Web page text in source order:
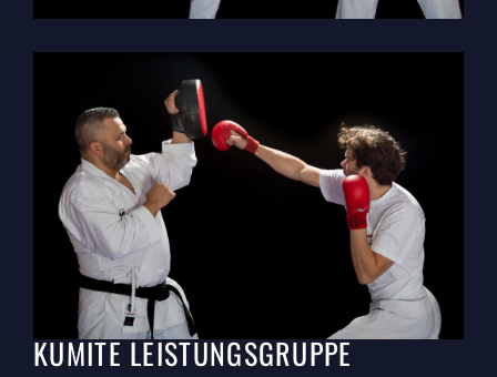
KUMITE LEISTUNGSGRUPPE